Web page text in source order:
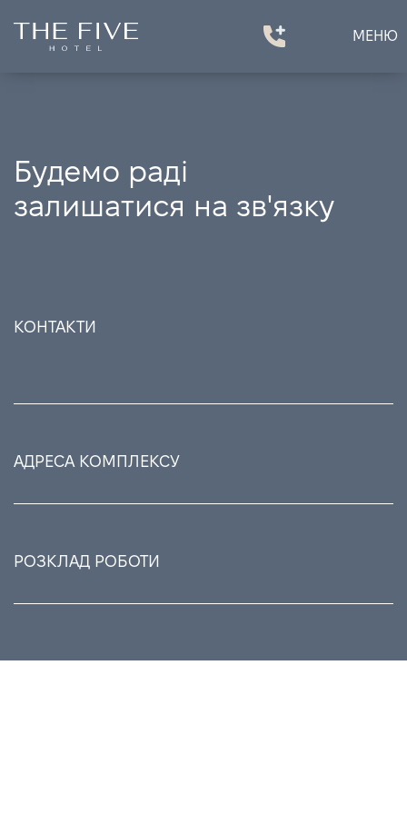
МЕНЮ
Будемо раді
залишатися на зв'язку
КОНТАКТИ
АДРЕСА КОМПЛЕКСУ
РОЗКЛАД РОБОТИ